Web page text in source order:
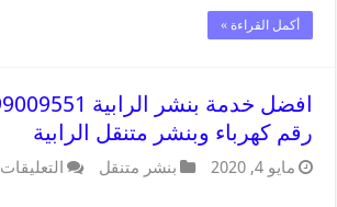
أكمل القراءة »
رقم كهرباء وبنشر متنقل الرابية
مايو 4, 2020 بنشر متنقل التعليقات